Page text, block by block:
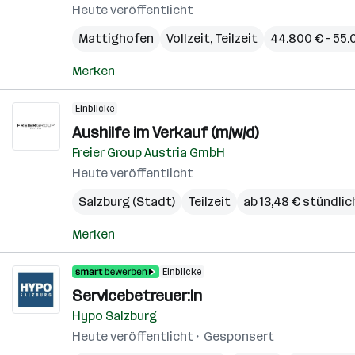
Heute veröffentlicht
Mattighofen
Vollzeit, Teilzeit 44.800 € –
Merken
Einblicke
Aushilfe im Verkauf (m/w/d)
Freier Group Austria GmbH
Heute veröffentlicht
Salzburg (Stadt)
Teilzeit ab 13,48 €
Merken
Einblicke
Servicebetreuer:in
Hypo Salzburg
Heute veröffentlicht
Gesponsert